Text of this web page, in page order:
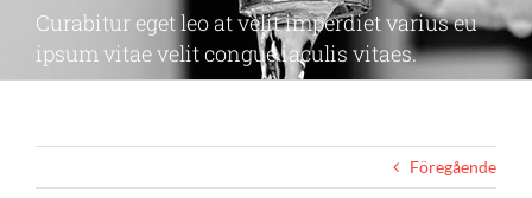
Curabitur eget leo at velit imperdiet varius eu
ipsum vitae velit congue iaculis vitaes.
Föregående